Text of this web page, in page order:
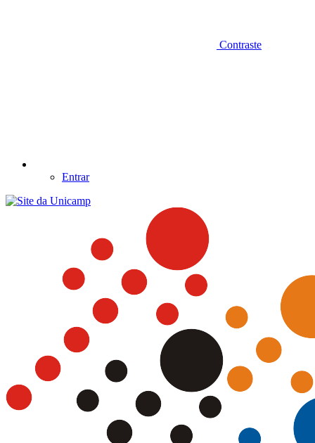
Contraste
Entrar